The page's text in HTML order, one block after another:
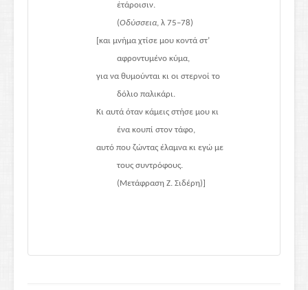
ἑτάροισιν.
(Οδύσσεια, λ 75–78)
[και μνήμα χτίσε μου κοντά στ’
αφροντυμένο κύμα,
για να θυμούνται κι οι στερνοί το
δόλιο παλικάρι.
Κι αυτά όταν κάμεις στήσε μου κι
ένα κουπί στον τάφο,
αυτό που ζώντας έλαμνα κι εγώ με
τους συντρόφους.
(Μετάφραση Ζ. Σιδέρη)]